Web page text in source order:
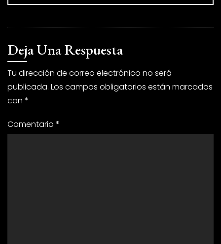
Deja Una Respuesta
Tu dirección de correo electrónico no será
publicada. Los campos obligatorios están marcados
con *
Comentario *